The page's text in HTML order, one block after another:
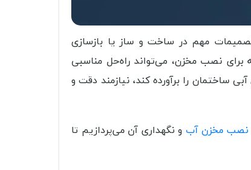
مهم در ساخت و ساز یا بازسازی
برای نصب مخزن، می‌تواند راه‌حل مناسبی
ساختمان را برآورده کند، نیازمند دقت و
نصب مخزن آبو نگهداری آن می‌پردازیم تا